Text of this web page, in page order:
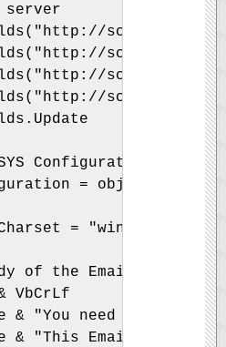
server
Configuration
= objCDOSYSCon
= "windows-1255"
of the Email
VbCrLf
& "You need to use
& "This Email was